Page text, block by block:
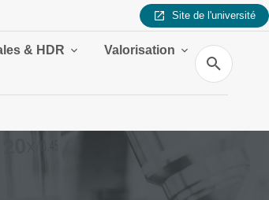
Site de l'université
& HDR
Valorisation
Recherche